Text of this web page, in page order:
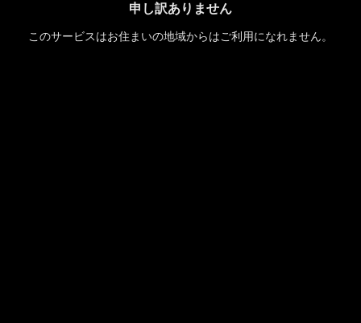
申し訳ありません
このサービスはお住まいの地域からはご利用になれません。